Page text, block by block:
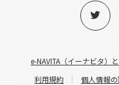
e-NAVITA（イーナビタ）
利用規約
個人情報